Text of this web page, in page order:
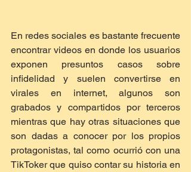
En redes sociales es bastante frecuente
encontrar videos en donde los usuarios
exponen presuntos casos sobre
infidelidad y suelen convertirse en
virales en internet, algunos son
grabados y compartidos por terceros
mientras que hay otras situaciones que
son dadas a conocer por los propios
protagonistas, tal como ocurrió con una
TikToker que quiso contar su historia en